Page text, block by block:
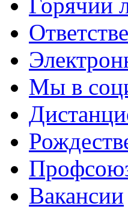
Мы в
Вакансии